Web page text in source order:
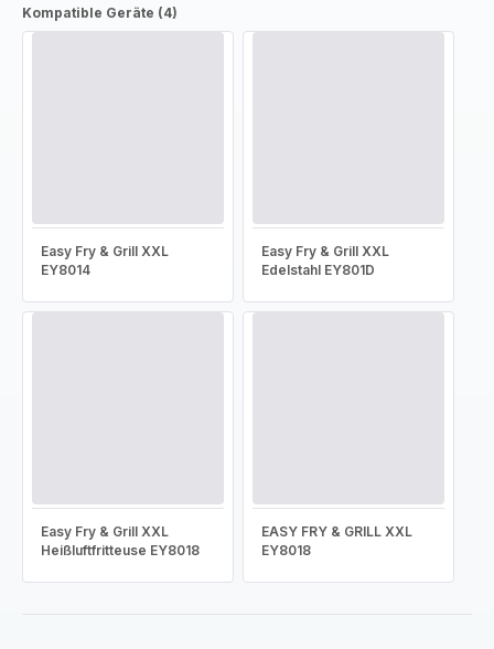
Kompatible Geräte (4)
Easy Fry & Grill XXL
EY8014
Easy Fry & Grill XXL
Edelstahl EY801D
Easy Fry & Grill XXL
Heißluftfritteuse EY8018
EASY FRY & GRILL XXL
EY8018